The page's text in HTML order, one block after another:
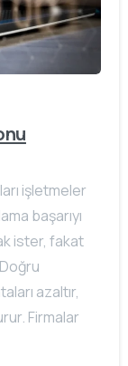
işletmeler
başarıyı
ister, fakat
azaltır,
Firmalar